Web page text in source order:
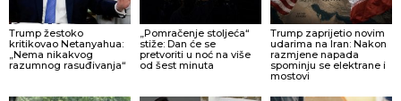
Trump žestoko
kritikovao Netanyahua:
„Nema nikakvog
razumnog rasuđivanja“
„Pomračenje stoljeća“
stiže: Dan će se
pretvoriti u noć na više
od šest minuta
Trump zaprijetio novim
udarima na Iran: Nakon
razmjene napada
spominju se elektrane i
mostovi